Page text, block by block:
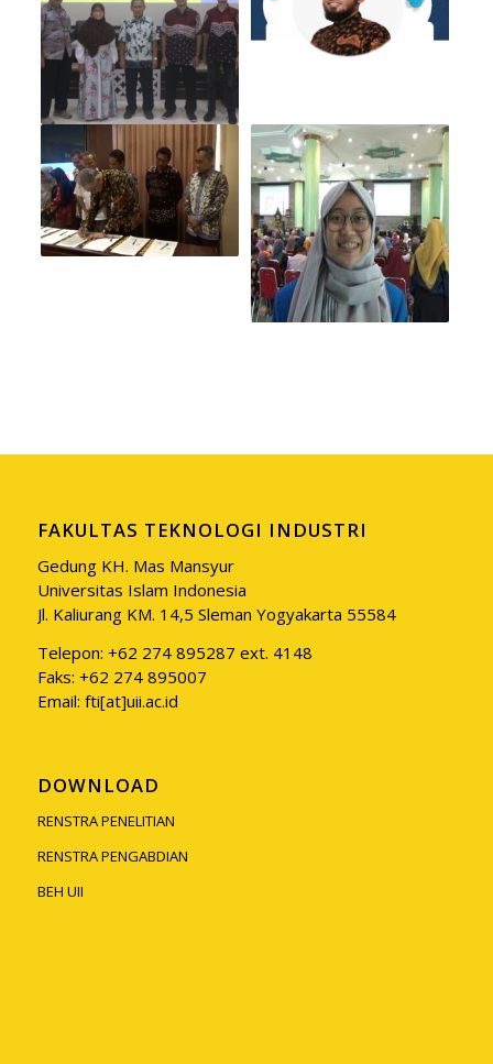
FAKULTAS TEKNOLOGI INDUSTRI
Gedung KH. Mas Mansyur
Universitas Islam Indonesia
Jl. Kaliurang KM. 14,5 Sleman Yogyakarta 55584
Telepon: +62 274 895287 ext. 4148
Faks: +62 274 895007
Email: fti[at]uii.ac.id
DOWNLOAD
RENSTRA PENELITIAN
RENSTRA PENGABDIAN
BEH UII